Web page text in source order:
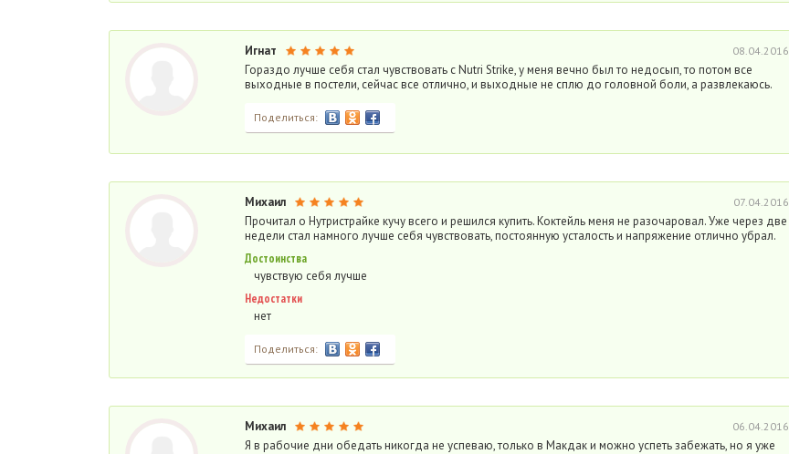
Игнат 08.04.2016
Гораздо лучше себя стал чувствовать с Nutri Strike, у меня вечно был то недосып, то потом все
выходные в постели, сейчас все отлично, и выходные не сплю до головной боли, а развлекаюсь.
Поделиться:
Михаил 07.04.2016
Прочитал о Нутристрайке кучу всего и решился купить. Коктейль меня не разочаровал. Уже через две
недели стал намного лучше себя чувствовать, постоянную усталость и напряжение отлично убрал.
Достоинства
чувствую себя лучше
Недостатки
нет
Поделиться:
Михаил 06.04.2016
Я в рабочие дни обедать никогда не успеваю, только в Макдак и можно успеть забежать, но я уже